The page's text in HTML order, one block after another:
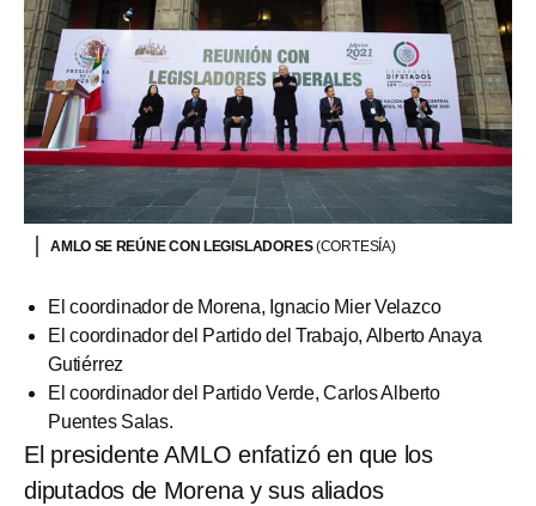
AMLO SE REÚNE CON LEGISLADORES(CORTESÍA)
El coordinador de Morena, Ignacio Mier Velazco
El coordinador del Partido del Trabajo, Alberto Anaya
Gutiérrez
El coordinador del Partido Verde, Carlos Alberto
Puentes Salas.
El presidente AMLO enfatizó en que los
diputados de Morena y sus aliados